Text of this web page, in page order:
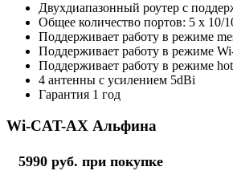
Двухдиапазонный роутер с
Общее количество портов: 5 х
Поддерживает работу в режиме
Поддерживает работу в режиме
Поддерживает работу в режиме
4 антенны с усилением 5dBi
Гарантия 1 год
Wi-CAT-AX Альфина
5990 руб. при покупке